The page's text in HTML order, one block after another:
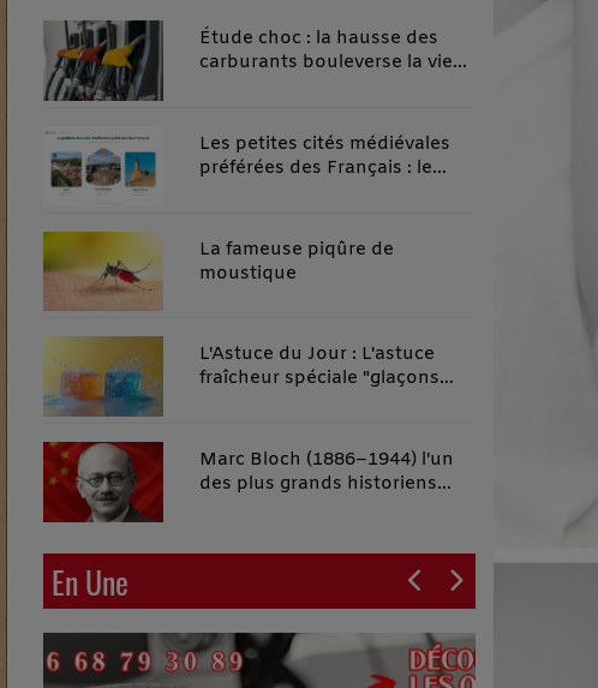
Étude choc : la hausse des
carburants bouleverse la vie
Les petites cités médiévales
préférées des Français : le
La fameuse piqûre de
moustique
L'Astuce du Jour : L'astuce
fraîcheur spéciale "glaçons
Marc Bloch (1886–1944) l'un
des plus grands historiens
En Une